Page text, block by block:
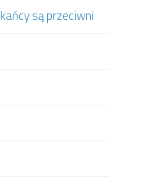
są przeciwni